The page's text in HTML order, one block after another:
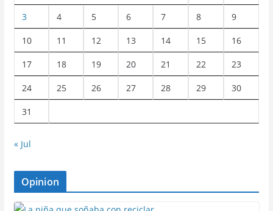
3 4 5 6 7 8 9
10 11 12 13 14 15 16
17 18 19 20 21 22 23
24 25 26 27 28 29 30
31
« Jul
Opinion